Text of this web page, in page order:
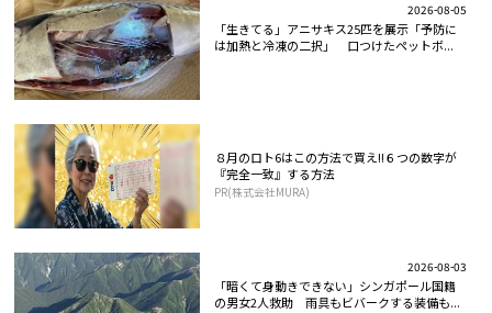
2026-08-05
「生きてる」アニサキス25匹を展示「予防に
は加熱と冷凍の二択」 口つけたペットボ...
８月のロト6はこの方法で買え!!６つの数字が
『完全一致』する方法
PR(株式会社MURA)
2026-08-03
「暗くて身動きできない」シンガポール国籍
の男女2人救助 雨具もビバークする装備も...